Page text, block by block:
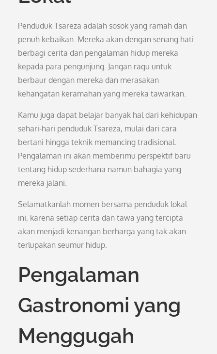
Penduduk Tsareza adalah sosok yang ramah dan
penuh kebaikan. Mereka akan dengan senang hati
berbagi cerita dan pengalaman hidup mereka
kepada para pengunjung. Jangan ragu untuk
berbaur dengan mereka dan merasakan
kehangatan keramahan yang mereka tawarkan.
Kamu juga dapat belajar banyak hal dari kehidupan
sehari-hari penduduk Tsareza, mulai dari cara
bertani hingga teknik memancing tradisional.
Pengalaman ini akan memberimu perspektif baru
tentang hidup sederhana namun bahagia yang
mereka jalani.
Selamatkanlah momen bersama penduduk lokal
ini, karena setiap cerita dan tawa yang tercipta
akan menjadi kenangan berharga yang tak akan
terlupakan seumur hidup.
Pengalaman
Gastronomi yang
Menggugah